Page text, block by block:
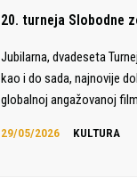
20. turneja Slobodne
Jubilarna, dvadeseta
kao i do sada, najnovije
globalnoj angažovanoj
29/05/2026 KULTURA